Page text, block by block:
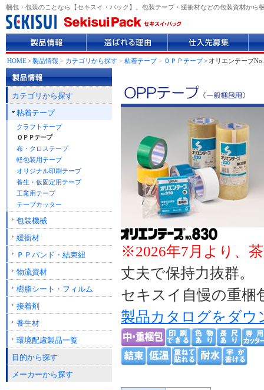
梱包・包装のことなら【セキスイ・パック】。包装テープ・緩衝材などの包装資材から
品
情
報
ば
れ
理
入
先
業
情
HOME>製品情報 > カテゴリから探す > 粘着テープ> ＯＰＰテープ> オリエンテープ
※2026年7月より、
丈夫で保持力抜群。
セキスイ自慢の重梱
製品カタログをダウ
カテゴリから探す
粘着テープ
クラフトテープ
ＯＰＰテープ
布・クロステープ
軽包装用テープ
オリジナル印刷テープ
養生・仮固定用テープ
工業用テープ
テープカッター
包装機械
緩衝材
ＰＰバンド・結束紐
物流資材
樹脂シート・フィルム
接着剤
養生材
環境配慮製品一覧
目的から探す
メーカーから探す